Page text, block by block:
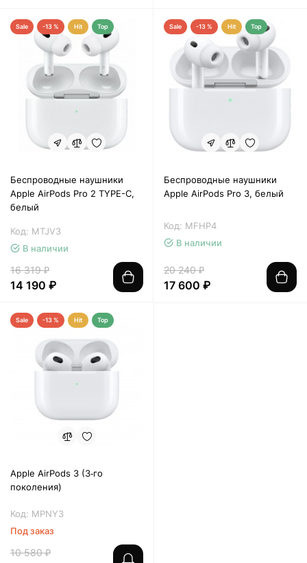
Sale -13 % Hit Top
Беспроводные наушники
Apple AirPods Pro 2 TYPE-C,
белый
Код: MTJV3
В наличии
16 319 ₽
14 190 ₽
Sale -13 % Hit Top
Беспроводные наушники
Apple AirPods Pro 3, белый
Код: MFHP4
В наличии
20 240 ₽
17 600 ₽
Sale -13 % Hit Top
Apple AirPods 3 (3‑го
поколения)
Код: MPNY3
Под заказ
10 580 ₽